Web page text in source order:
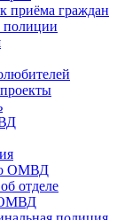
приёма граждан
ОМВД
отделе
ОМВД